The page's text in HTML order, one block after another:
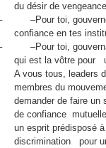
du désir de
–Pour toi,
confiance en tes
–Pour toi,
qui est la vôtre pour
A vous tous, leaders
membres du
demander de faire un
de confiance mutuelle
un esprit prédisposé
discrimination pour